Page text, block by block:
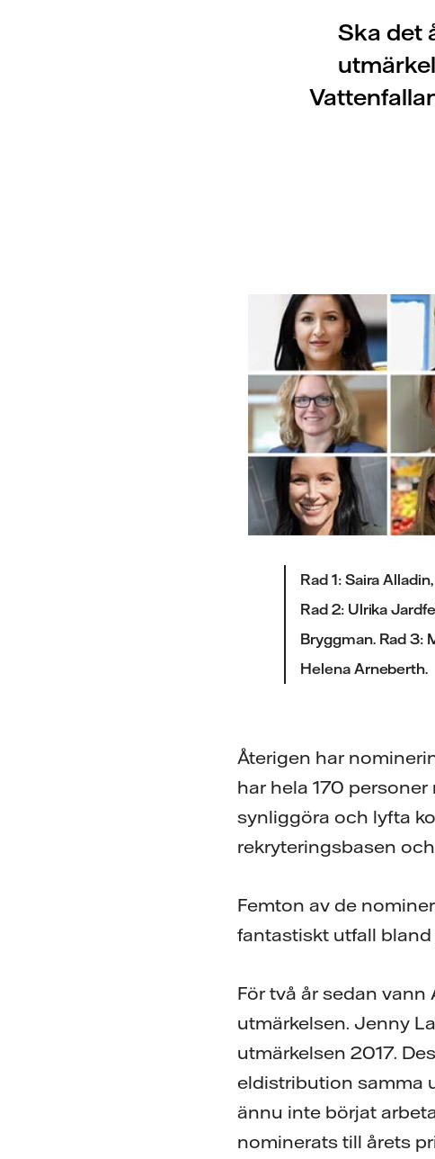
Ska det
Rad 1: Saira
Rad 2: Ulrika
Bryggman. Rad 3:
Helena Arneberth.
Återigen har
har hela 170
synliggöra och lyfta
rekryteringsbasen
Femton av de
fantastiskt utfall bland
För två år sedan
utmärkelsen. Jenny
utmärkelsen 2017.
eldistribution samma
ännu inte börjat
nominerats till årets